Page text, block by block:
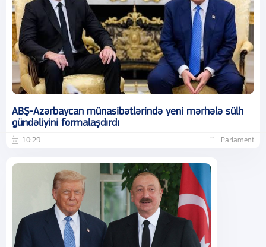
ABŞ-Azərbaycan münasibətlərində yeni mərhələ sülh
gündəliyini formalaşdırdı
10:29 Parlament